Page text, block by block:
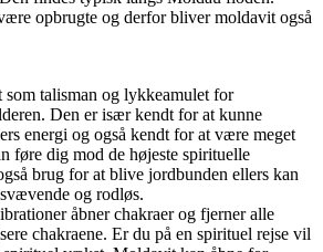
opbrugte og derfor bliver moldavit også
talisman og lykkeamulet for
Den er især kendt for at kunne
energi og også kendt for at være meget
føre dig mod de højeste spirituelle
brug for at blive jordbunden ellers kan
og rodløs.
åbner chakraer og fjerner alle
chakraene. Er du på en spirituel rejse vil